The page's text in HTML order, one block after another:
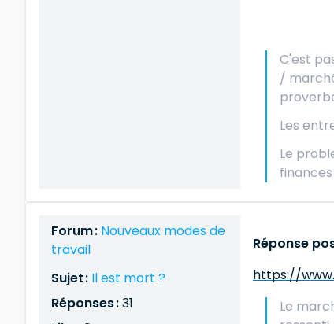
C'est
/
Les
Le
Forum : Nouveaux modes de
travail
Sujet : Il est mort ?
Réponses :31
Réponse
https://
Le